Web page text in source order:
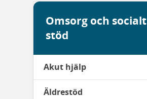
Omsorg och socialt
stöd
Akut hjälp
Äldrestöd